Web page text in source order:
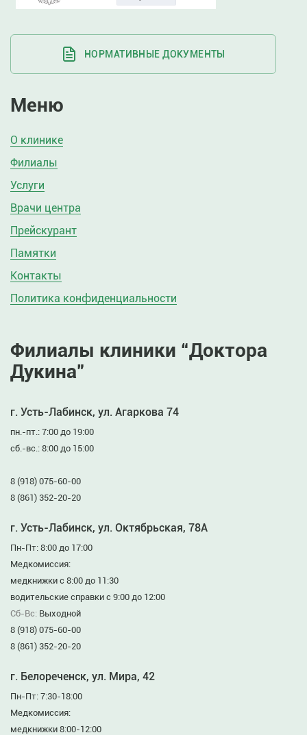
НОРМАТИВНЫЕ ДОКУМЕНТЫ
Меню
О клинике
Филиалы
Услуги
Врачи центра
Прейскурант
Памятки
Контакты
Политика конфиденциальности
Филиалы клиники “Доктора
Дукина”
г. Усть-Лабинск, ул. Агаркова 74
пн.-пт.: 7:00 до 19:00
сб.-вс.: 8:00 до 15:00
8 (918) 075-60-00
8 (861) 352-20-20
г. Усть-Лабинск, ул. Октябрьская, 78А
Пн-Пт: 8:00 до 17:00
Медкомиссия:
медкнижки с 8:00 до 11:30
водительские справки с 9:00 до 12:00
Сб-Вс: Выходной
8 (918) 075-60-00
8 (861) 352-20-20
г. Белореченск, ул. Мира, 42
Пн-Пт: 7:30-18:00
Медкомиссия:
медкнижки 8:00-12:00